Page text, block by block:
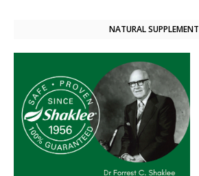
NATURAL SUPPLEMENT